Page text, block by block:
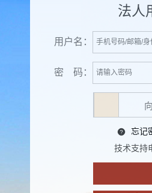
法人
用户名：
密 码：
忘记
技术支持